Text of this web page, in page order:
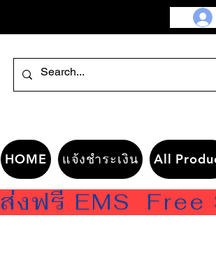
HOME แจ้งชำระเงิน All
ส่งฟรี EMS  Free